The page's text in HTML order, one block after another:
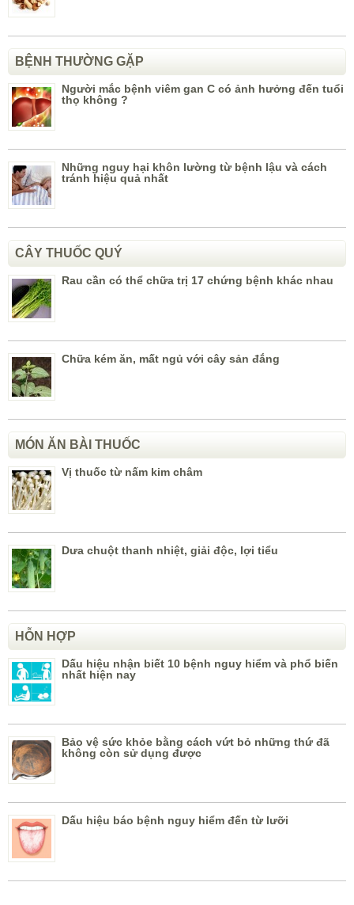
BỆNH THƯỜNG GẶP
Người mắc bệnh viêm gan C có ảnh hưởng đến tuổi
thọ không ?
Những nguy hại khôn lường từ bệnh lậu và cách
tránh hiệu quả nhất
CÂY THUỐC QUÝ
Rau cần có thể chữa trị 17 chứng bệnh khác nhau
Chữa kém ăn, mất ngủ với cây sản đắng
MÓN ĂN BÀI THUỐC
Vị thuốc từ nấm kim châm
Dưa chuột thanh nhiệt, giải độc, lợi tiểu
HỖN HỢP
Dấu hiệu nhận biết 10 bệnh nguy hiểm và phổ biến
nhất hiện nay
Bảo vệ sức khỏe bằng cách vứt bỏ những thứ đã
không còn sử dụng được
Dấu hiệu báo bệnh nguy hiểm đến từ lưỡi